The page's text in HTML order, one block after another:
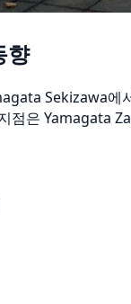
향
Sekizawa
점은 Yamagata